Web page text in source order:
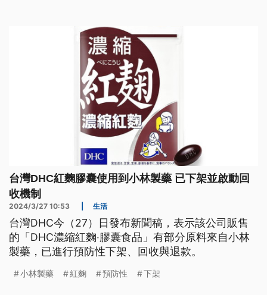
台灣DHC紅麴膠囊使用到小林製藥 已下架並啟動回
收機制
2024/3/27 10:53 生活
台灣DHC今（27）日發布新聞稿，表示該公司販售
的「DHC濃縮紅麴‧膠囊食品」有部分原料來自小林
製藥，已進行預防性下架、回收與退款。
小林製藥 紅麴 預防性 下架